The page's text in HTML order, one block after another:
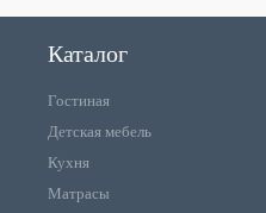
Каталог
Гостиная
Детская мебель
Кухня
Матрасы